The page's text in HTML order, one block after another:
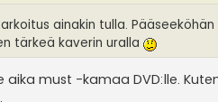
ainakin tulla.
tärkeä kaverin uralla
aika must -kamaa DVD:lle.